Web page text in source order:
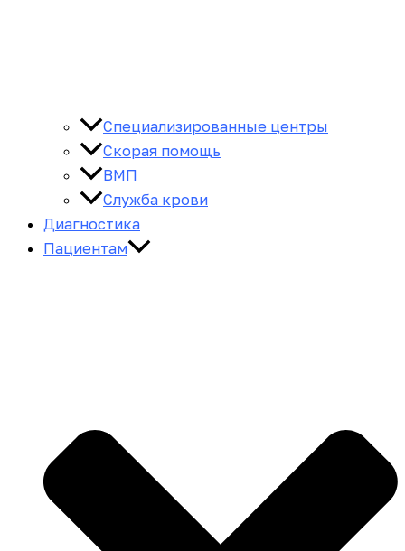
Специализированные центры
Скорая помощь
ВМП
Служба крови
Диагностика
Пациентам